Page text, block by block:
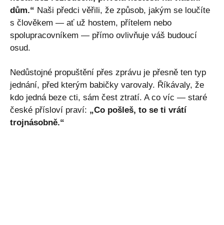
dům.“ Naši předci věřili, že způsob, jakým se loučíte
s člověkem — ať už hostem, přítelem nebo
spolupracovníkem — přímo ovlivňuje váš budoucí
osud.
Nedůstojné propuštění přes zprávu je přesně ten typ
jednání, před kterým babičky varovaly. Říkávaly, že
kdo jedná beze cti, sám čest ztratí. A co víc — staré
české přísloví praví: „Co pošleš, to se ti vrátí
trojnásobně.“